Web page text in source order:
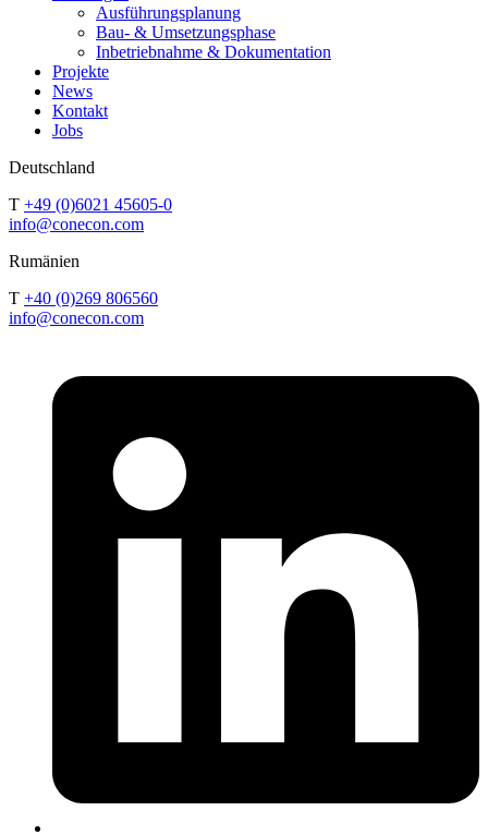
Ausführungsplanung
Bau- & Umsetzungsphase
Inbetriebnahme & Dokumentation
Projekte
News
Kontakt
Jobs
Deutschland
T +49 (0)6021 45605-0
info@conecon.com
Rumänien
T +40 (0)269 806560
info@conecon.com